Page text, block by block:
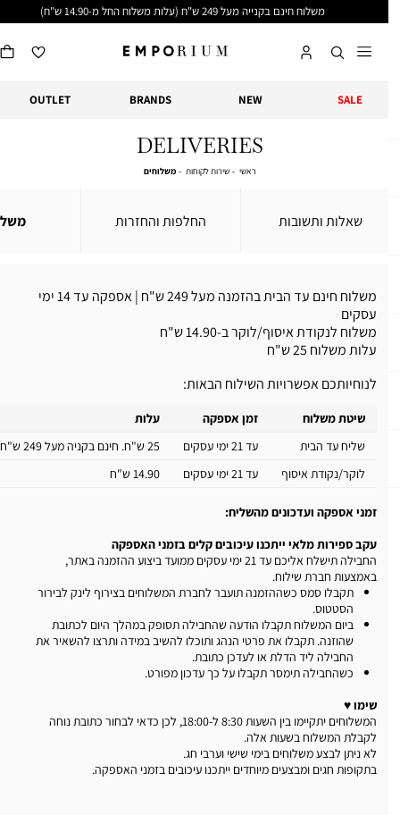
משלוח חינם בקנייה מעל 249 ש"ח (עלות משלוח החל מ-14.90 ש"ח)
SALE
NEW
BRANDS
OUTLET
DELIVERIES
ראשיראשישירות לקוחותשירותמשלוחיםמשלוחים
שאלות ותשובות
החלפות והחזרות
משלוח חינם עד הבית בהזמנה מעל 249 ש"ח | אספקה עד 14 ימי
עסקים
משלוח לנקודת איסוף/לוקר ב-14.90 ש"ח
עלות משלוח 25 ש"ח
לנוחיותכם אפשרויות השילוח הבאות:
שיטת משלוח זמן אספקה
עלות
שליח עד הבית
עד 21 ימי עסקים
25 ש"ח. חינם בקניה מעל 249 ש"ח
לוקר/נקודת איסוף
עד 21 ימי עסקים 14.90 ש"ח
זמני אספקה ועדכונים מהשליח:
עקב ספירות מלאי ייתכנו עיכובים קלים בזמני האספקה
החבילה תישלח אליכם עד 21 ימי עסקים ממועד ביצוע ההזמנה באתר,
באמצעות חברת שילוח.
תקבלו סמס כשההזמנה תועבר לחברת המשלוחים בצירוף לינק לבירור
הסטטוס.
ביום המשלוח תקבלו הודעה שהחבילה תסופק במהלך היום לכתובת
שהוזנה. תקבלו את פרטי הנהג ותוכלו להשיב במידה ותרצו להשאיר את
החבילה ליד הדלת או לעדכן כתובת.
כשהחבילה תימסר תקבלו על כך עדכון מפורט.
שימו ♥
המשלוחים יתקיימו בין השעות 8:30 ל-18:00, לכן כדאי לבחור כתובת נוחה
לקבלת המשלוח בשעות אלה.
לא ניתן לבצע משלוחים בימי שישי וערבי חג.
בתקופות חגים ומבצעים מיוחדים ייתכנו עיכובים בזמני האספקה.